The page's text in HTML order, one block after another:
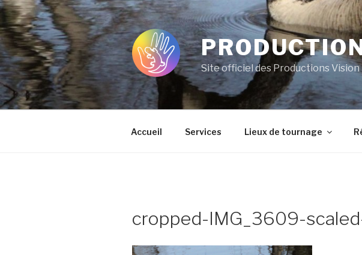
Aller
au
contenu
principal
Site officiel des Productions Vision
Accueil Services Lieux de tournage
cropped-IMG_3609-